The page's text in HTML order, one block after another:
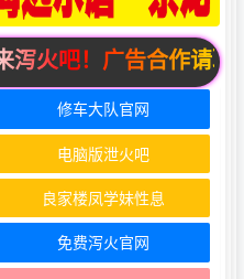
泻火吧！广告合作请
修车大队官网
电脑版泄火吧
良家楼凤学妹性息
免费泻火官网